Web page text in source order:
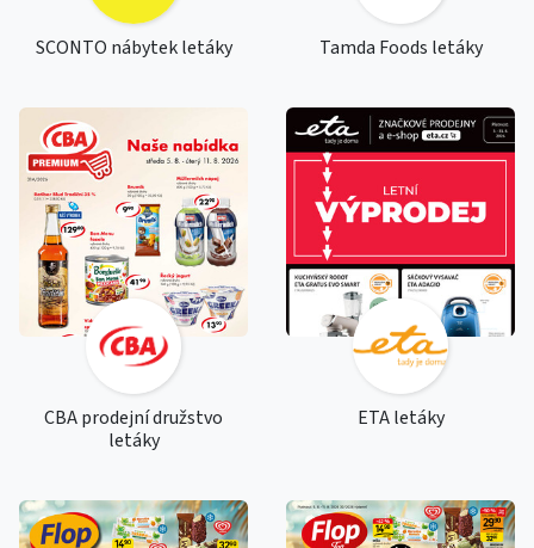
SCONTO nábytek letáky Tamda Foods letáky
CBA prodejní družstvo
letáky
ETA letáky